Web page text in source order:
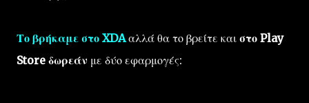
Το βρήκαμε στο XDAαλλά θα το βρείτε και στο Play
Store δωρεάν με δύο εφαρμογές: